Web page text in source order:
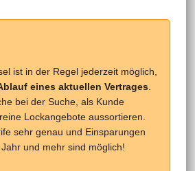
ist in der Regel jederzeit möglich,
eines aktuellen Vertrages.
bei der Suche, als Kunde
Lockangebote aussortieren.
sehr genau und Einsparungen
und mehr sind möglich!